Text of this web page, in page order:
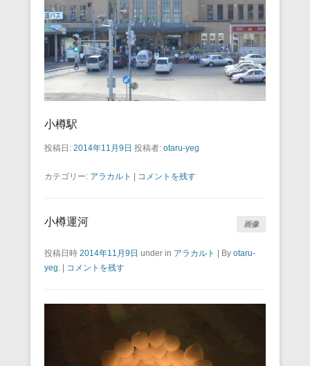
小樽駅
投稿日: 2014年11月9日 投稿者: otaru-yeg
カテゴリー: アラカルト | コメントを残す
小樽運河 画像
投稿日時 2014年11月9日 under in アラカルト | By otaru-
yeg | コメントを残す